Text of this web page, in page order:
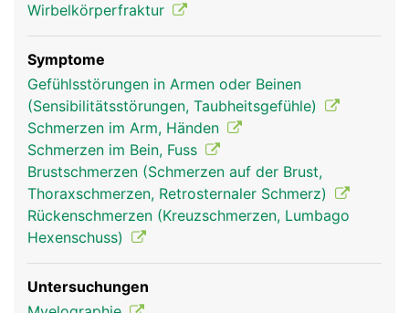
Brustwirbelsäule
Brustwirbelsäule
Mann
Wirbelkörperfraktur
Symptome
Gefühlsstörungen in Armen oder Beinen
(Sensibilitätsstörungen, Taubheitsgefühle)
Schmerzen im Arm, Händen
Schmerzen im Bein, Fuss
Brustschmerzen (Schmerzen auf der Brust,
Thoraxschmerzen, Retrosternaler Schmerz)
Rückenschmerzen (Kreuzschmerzen, Lumbago
Hexenschuss)
Untersuchungen